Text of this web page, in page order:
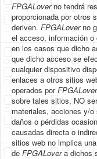
FPGALoverno tendrá
proporcionada por otros
deriven. FPGALoverno
el acceso, información o
en los casos que dicho
que dicho acceso se
cualquier dispositivo
enlaces a otros sitios
operados porFPGALover.
sobre tales sitios, NO
materiales, acciones y/
daños o pérdidas
causadas directa o
sitios web no implica
de FPGALovera dichos